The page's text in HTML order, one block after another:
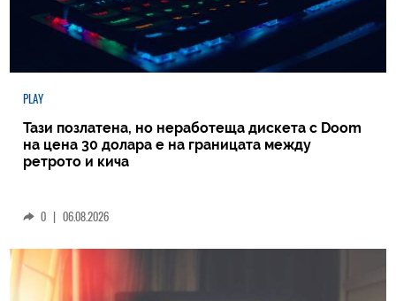
PLAY
Тази позлатена, но неработеща дискета с Doom
на цена 30 долара е на границата между
ретрото и кича
0 | 06.08.2026